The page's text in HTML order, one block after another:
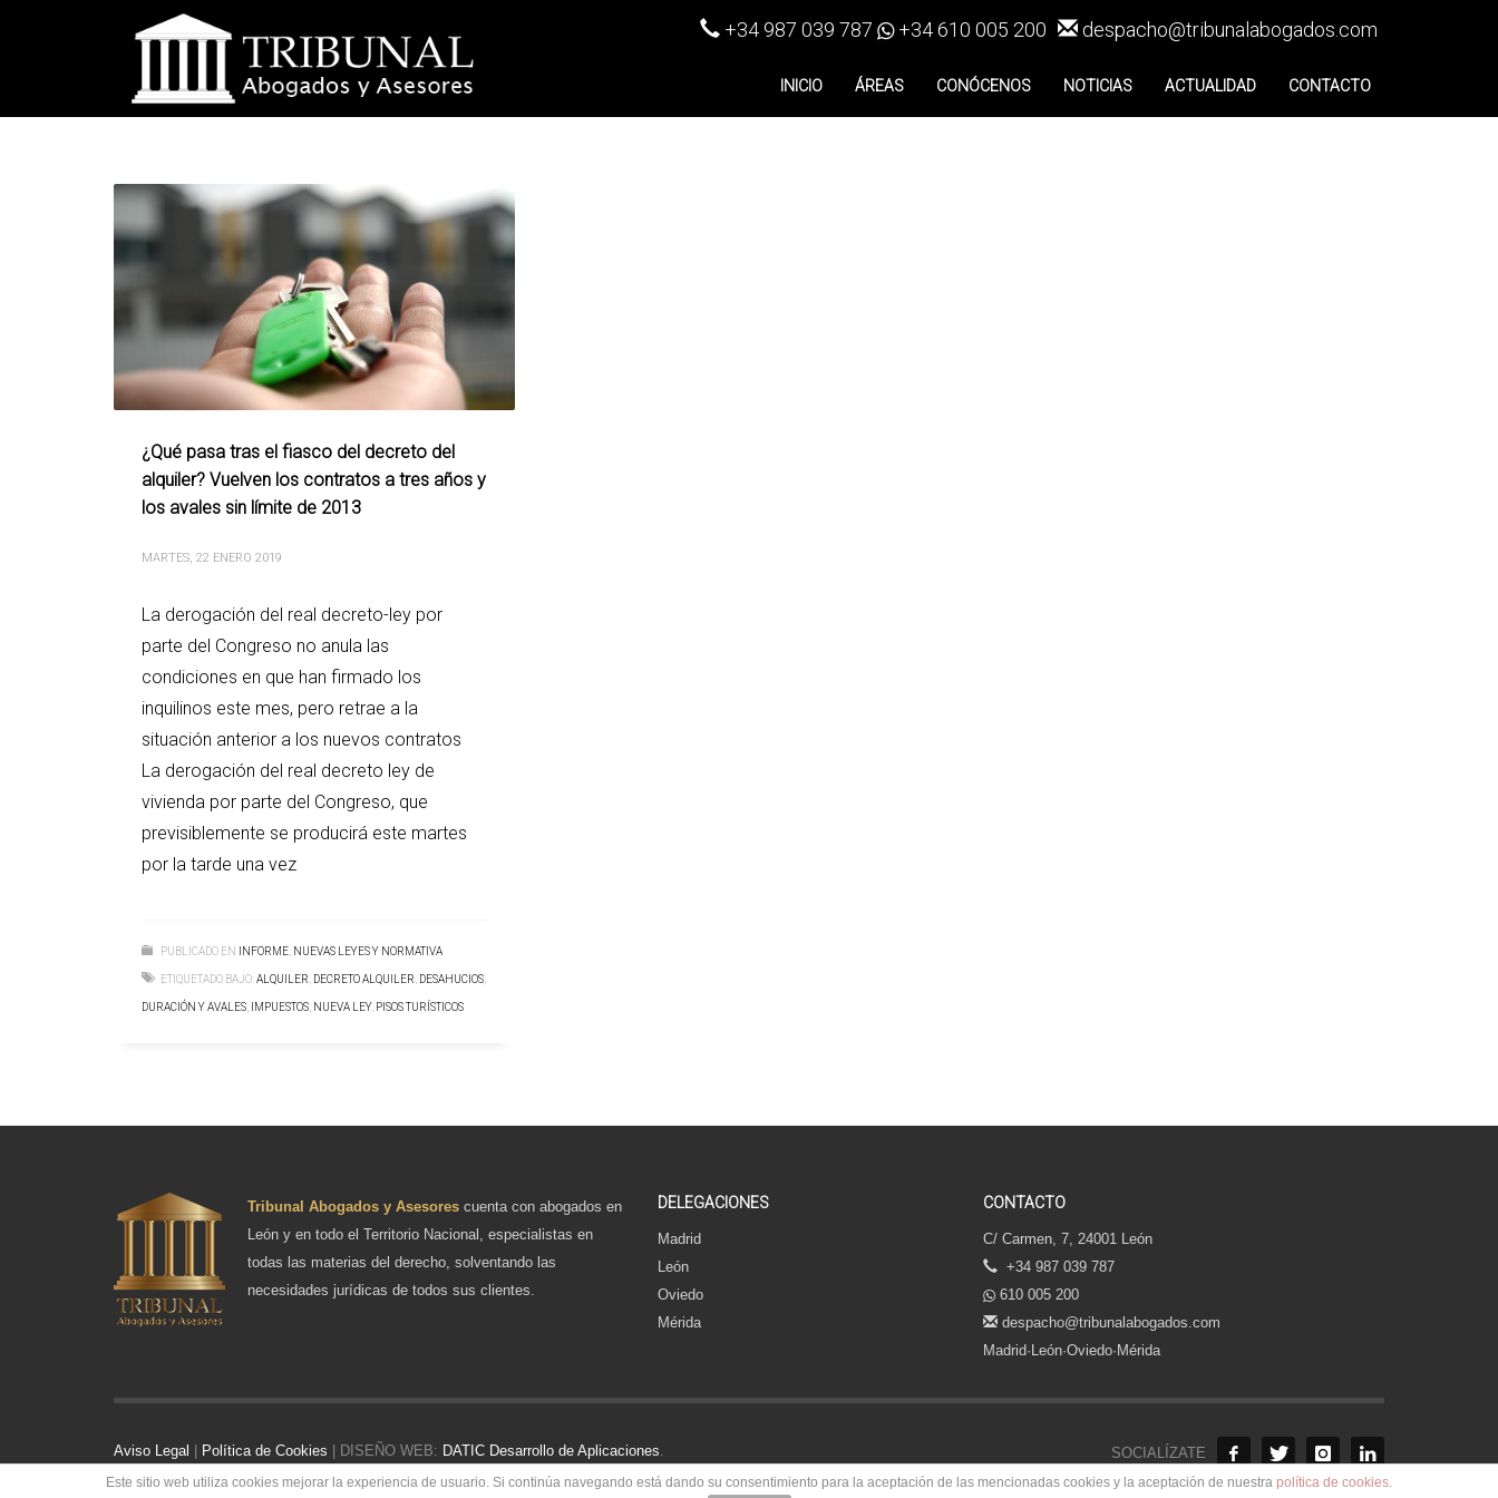
+34 987 039 787 +34 610 005 200 despacho@tribunalabogados.com
INICIO ÁREAS CONÓCENOS NOTICIAS ACTUALIDAD CONTACTO
¿Qué pasa tras el fiasco del decreto del
alquiler? Vuelven los contratos a tres años y
los avales sin límite de 2013
MARTES, 22 ENERO 2019
La derogación del real decreto-ley por
parte del Congreso no anula las
condiciones en que han firmado los
inquilinos este mes, pero retrae a la
situación anterior a los nuevos contratos
La derogación del real decreto ley de
vivienda por parte del Congreso, que
previsiblemente se producirá este martes
por la tarde una vez
PUBLICADO EN INFORME, NUEVAS LEYES Y NORMATIVA
ETIQUETADO BAJO:ALQUILER, DECRETO ALQUILER, DESAHUCIOS,
DURACIÓN Y AVALES, IMPUESTOS, NUEVA LEY, PISOS TURÍSTICOS
Tribunal Abogados y Asesores cuenta con abogados en
León y en todo el Territorio Nacional, especialistas en
todas las materias del derecho, solventando las
necesidades jurídicas de todos sus clientes.
DELEGACIONES
Madrid
León
Oviedo
Mérida
CONTACTO
C/ Carmen, 7, 24001 León
+34 987 039 787
610 005 200
despacho@tribunalabogados.com
Madrid·León·Oviedo·Mérida
SOCIALÍZATE
Aviso Legal Política de Cookies | DISEÑO WEB: DATIC Desarrollo de Aplicaciones.
Este sitio web utiliza cookies mejorar la experiencia de usuario. Si continúa navegando está dando su consentimiento para la aceptación de las mencionadas cookies y la aceptación de nuestra política de cookies.